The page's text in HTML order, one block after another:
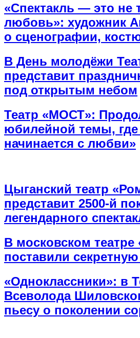
«Спектакль — это не
любовь»: художник
о сценографии,
В День молодёжи
представит
под открытым небом
Театр «МОСТ»:
юбилейной темы, где
начинается с любви»
Цыганский театр
представит 2500-й
легендарного
В московском
поставили
«Одноклассники»: в
Всеволода
пьесу о поколении